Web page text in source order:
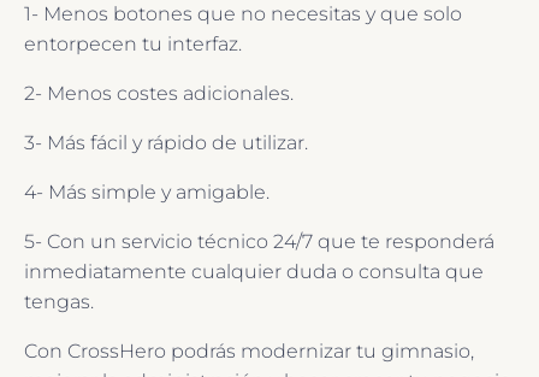
1- Menos botones que no necesitas y que solo
entorpecen tu interfaz.
2- Menos costes adicionales.
3- Más fácil y rápido de utilizar.
4- Más simple y amigable.
5- Con un servicio técnico 24/7 que te responderá
inmediatamente cualquier duda o consulta que
tengas.
Con CrossHero podrás modernizar tu gimnasio,